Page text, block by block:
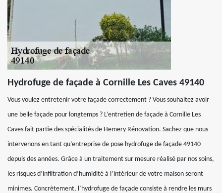
Hydrofuge de façade à Cornille Les Caves 49140
Vous voulez entretenir votre façade correctement ? Vous souhaitez avoir
une belle façade pour longtemps ? L’entretien de façade à Cornille Les
Caves fait partie des spécialités de Hemery Rénovation. Sachez que nous
intervenons en tant qu’entreprise de pose hydrofuge de façade 49140
depuis des années. Grâce à un traitement sur mesure réalisé par nos soins,
les risques d’infiltration d’humidité à l’intérieur de votre maison seront
minimes. Concrètement, l’hydrofuge de façade consiste à rendre les murs